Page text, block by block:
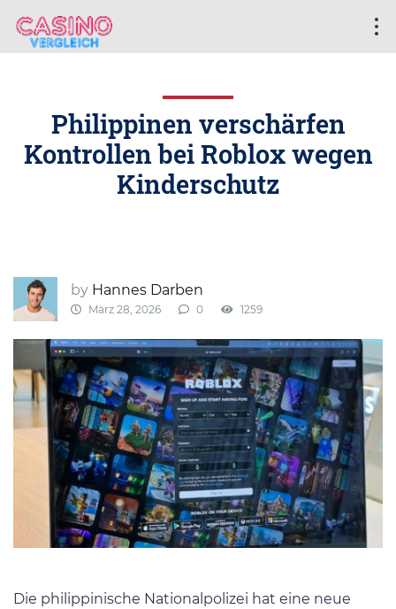
Philippinen verschärfen
Kontrollen bei Roblox wegen
Kinderschutz
by Hannes Darben
März 28, 2026 0 1259
Die philippinische Nationalpolizei hat eine neue